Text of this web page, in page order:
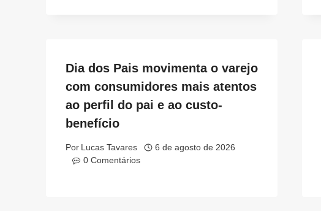
Dia dos Pais movimenta o varejo
com consumidores mais atentos
ao perfil do pai e ao custo-
benefício
Por Lucas Tavares
6 de agosto de 2026
0 Comentários